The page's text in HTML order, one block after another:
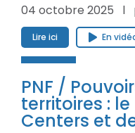
04 octobre 2025 l
Lire ici En
PNF /
territoires :
Centers et